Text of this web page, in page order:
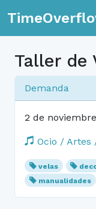
Taller de
Demanda
2 de
Ocio / Artes
velas
manualidades